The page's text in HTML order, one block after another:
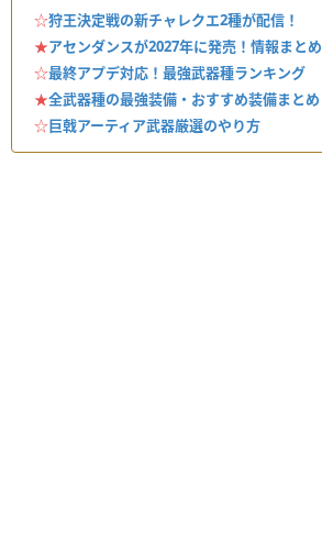
☆狩王決定戦の新チャレクエ2種が配信！
★アセンダンスが2027年に発売！情報まとめ
☆最終アプデ対応！最強武器種ランキング
★全武器種の最強装備・おすすめ装備まとめ
☆巨戟アーティア武器厳選のやり方